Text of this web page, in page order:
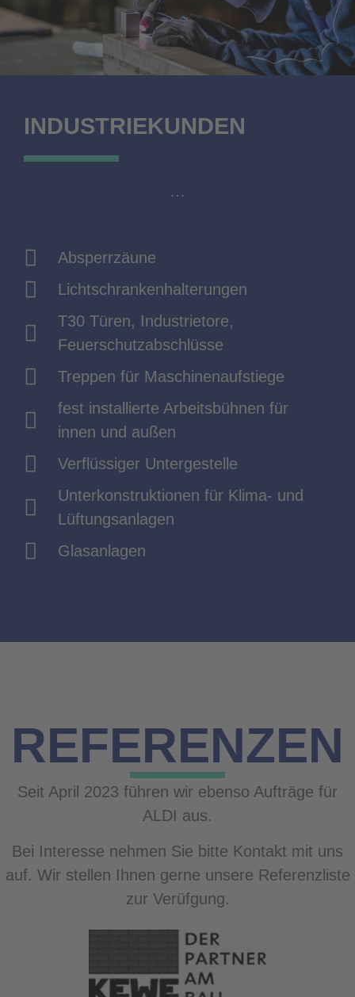
INDUSTRIEKUNDEN
…
Absperrzäune
Lichtschrankenhalterungen
T30 Türen, Industrietore,
Feuerschutzabschlüsse
Treppen für Maschinenaufstiege
fest installierte Arbeitsbühnen für
innen und außen
Verflüssiger Untergestelle
Unterkonstruktionen für Klima- und
Lüftungsanlagen
Glasanlagen
REFERENZEN
Seit April 2023 führen wir ebenso Aufträge für
ALDI aus.
Bei Interesse nehmen Sie bitte Kontakt mit uns
auf. Wir stellen Ihnen gerne unsere Referenzliste
zur Verüfgung.